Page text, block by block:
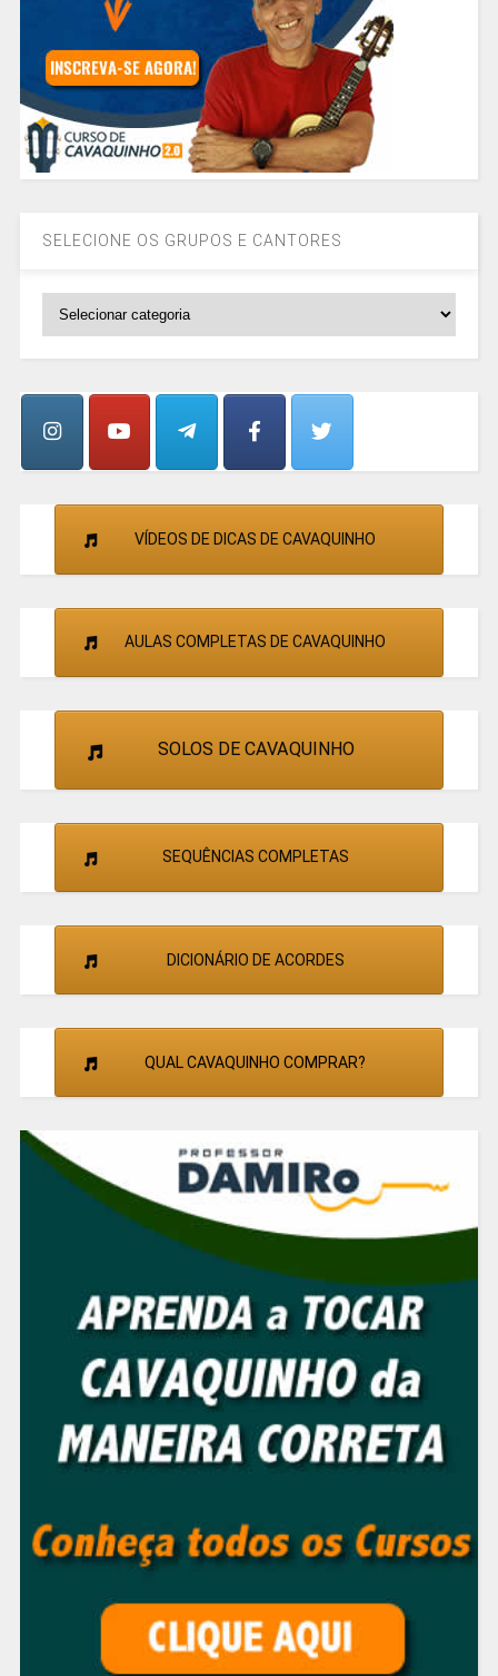
SELECIONE OS GRUPOS E CANTORES
SELECIONE
CANTORES
VÍDEOS DE DICAS DE CAVAQUINHO
AULAS COMPLETAS DE CAVAQUINHO
SOLOS DE CAVAQUINHO
SEQUÊNCIAS COMPLETAS
DICIONÁRIO DE ACORDES
QUAL CAVAQUINHO COMPRAR?